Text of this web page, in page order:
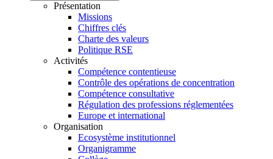
Présentation
Missions
Chiffres clés
Charte des valeurs
Politique RSE
Activités
Compétence contentieuse
Contrôle des opérations de concentration
Compétence consultative
Régulation des professions réglementées
Europe et international
Organisation
Ecosystème institutionnel
Organigramme